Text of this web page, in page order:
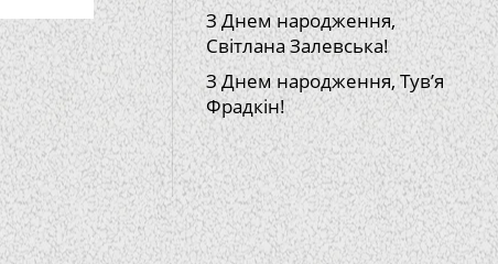
З Днем народження,
Світлана Залевська!
З Днем народження, Тув’я
Фрадкін!